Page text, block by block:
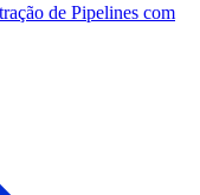
de Pipelines com